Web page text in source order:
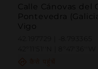
Calle Cánovas del
Pontevedra
Vigo